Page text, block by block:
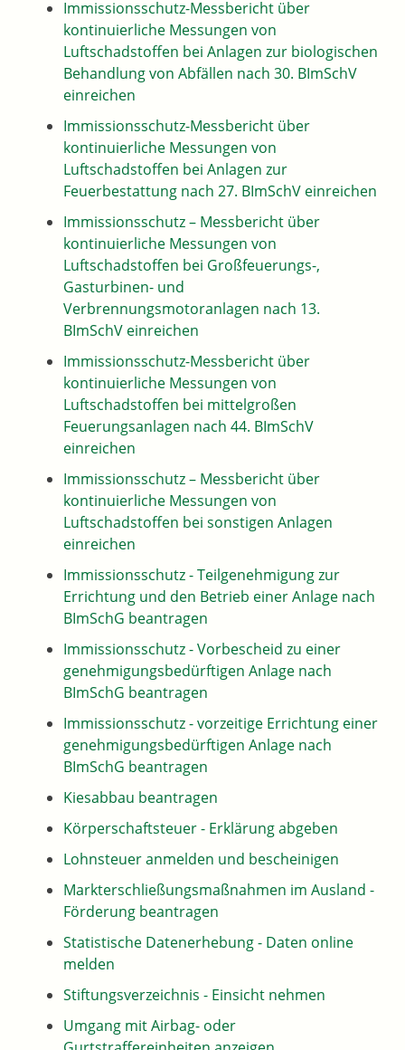
Immissionsschutz-Messbericht über
kontinuierliche Messungen von
Luftschadstoffen bei Anlagen zur biologischen
Behandlung von Abfällen nach 30. BImSchV
einreichen
Immissionsschutz-Messbericht über
kontinuierliche Messungen von
Luftschadstoffen bei Anlagen zur
Feuerbestattung nach 27. BImSchV einreichen
Immissionsschutz – Messbericht über
kontinuierliche Messungen von
Luftschadstoffen bei Großfeuerungs-,
Gasturbinen- und
Verbrennungsmotoranlagen nach 13.
BImSchV einreichen
Immissionsschutz-Messbericht über
kontinuierliche Messungen von
Luftschadstoffen bei mittelgroßen
Feuerungsanlagen nach 44. BImSchV
einreichen
Immissionsschutz – Messbericht über
kontinuierliche Messungen von
Luftschadstoffen bei sonstigen Anlagen
einreichen
Immissionsschutz - Teilgenehmigung zur
Errichtung und den Betrieb einer Anlage nach
BImSchG beantragen
Immissionsschutz - Vorbescheid zu einer
genehmigungsbedürftigen Anlage nach
BImSchG beantragen
Immissionsschutz - vorzeitige Errichtung einer
genehmigungsbedürftigen Anlage nach
BImSchG beantragen
Kiesabbau beantragen
Körperschaftsteuer - Erklärung abgeben
Lohnsteuer anmelden und bescheinigen
Markterschließungsmaßnahmen im Ausland -
Förderung beantragen
Statistische Datenerhebung - Daten online
melden
Stiftungsverzeichnis - Einsicht nehmen
Umgang mit Airbag- oder